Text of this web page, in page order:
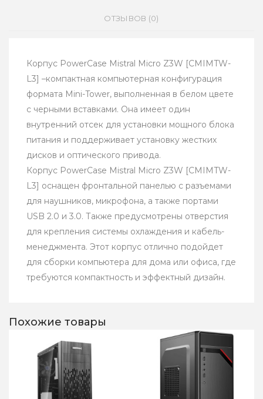
ОТЗЫВОВ (0)
Корпус PowerCase Mistral Micro Z3W [CMIMTW-
L3] –компактная компьютерная конфигурация
формата Mini-Tower, выполненная в белом цвете
с черными вставками. Она имеет один
внутренний отсек для установки мощного блока
питания и поддерживает установку жестких
дисков и оптического привода.
Корпус PowerCase Mistral Micro Z3W [CMIMTW-
L3] оснащен фронтальной панелью с разъемами
для наушников, микрофона, а также портами
USB 2.0 и 3.0. Также предусмотрены отверстия
для крепления системы охлаждения и кабель-
менеджмента. Этот корпус отлично подойдет
для сборки компьютера для дома или офиса, где
требуются компактность и эффектный дизайн.
Похожие товары